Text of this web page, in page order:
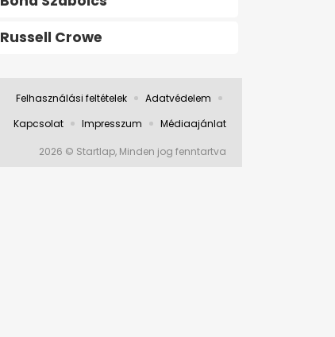
Russell Crowe
Felhasználási feltételek
Adatvédelem
Kapcsolat
Impresszum Médiaajánlat
2026 © Startlap, Minden jog fenntartva